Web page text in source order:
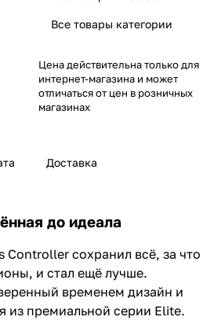
Все товары категории
Цена действительна только для
интернет-магазина и может
отличаться от цен в розничных
магазинах
Доставка
до идеала
сохранил всё, за что
и стал ещё лучше.
временем дизайн и
из премиальной серии Elite.